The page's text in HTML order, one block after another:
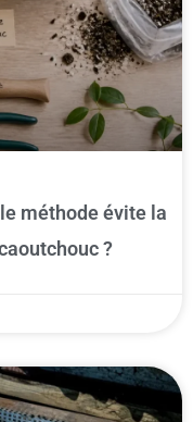
méthode évite la
?